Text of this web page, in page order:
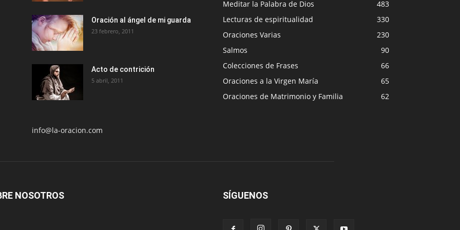
Oración al ángel de mi guarda
23 febrero, 2011
Acto de contrición
5 abril, 2011
info@la-oracion.com
Meditar la Palabra de Dios
483
Lecturas de espiritualidad
330
Oraciones Varias
230
Salmos
90
Colecciones de Frases
66
Oraciones a la Virgen María
65
Oraciones de Matrimonio y Familia
62
NOSOTROS SÍGUENOS